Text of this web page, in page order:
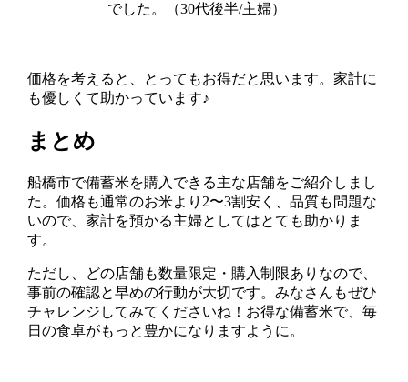
でした。（30代後半/主婦）
価格を考えると、とってもお得だと思います。家計に
も優しくて助かっています♪
まとめ
船橋市で備蓄米を購入できる主な店舗をご紹介しまし
た。価格も通常のお米より2〜3割安く、品質も問題な
いので、家計を預かる主婦としてはとても助かりま
す。
ただし、どの店舗も数量限定・購入制限ありなので、
事前の確認と早めの行動が大切です。みなさんもぜひ
チャレンジしてみてくださいね！お得な備蓄米で、毎
日の食卓がもっと豊かになりますように。